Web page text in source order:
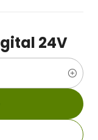
24V